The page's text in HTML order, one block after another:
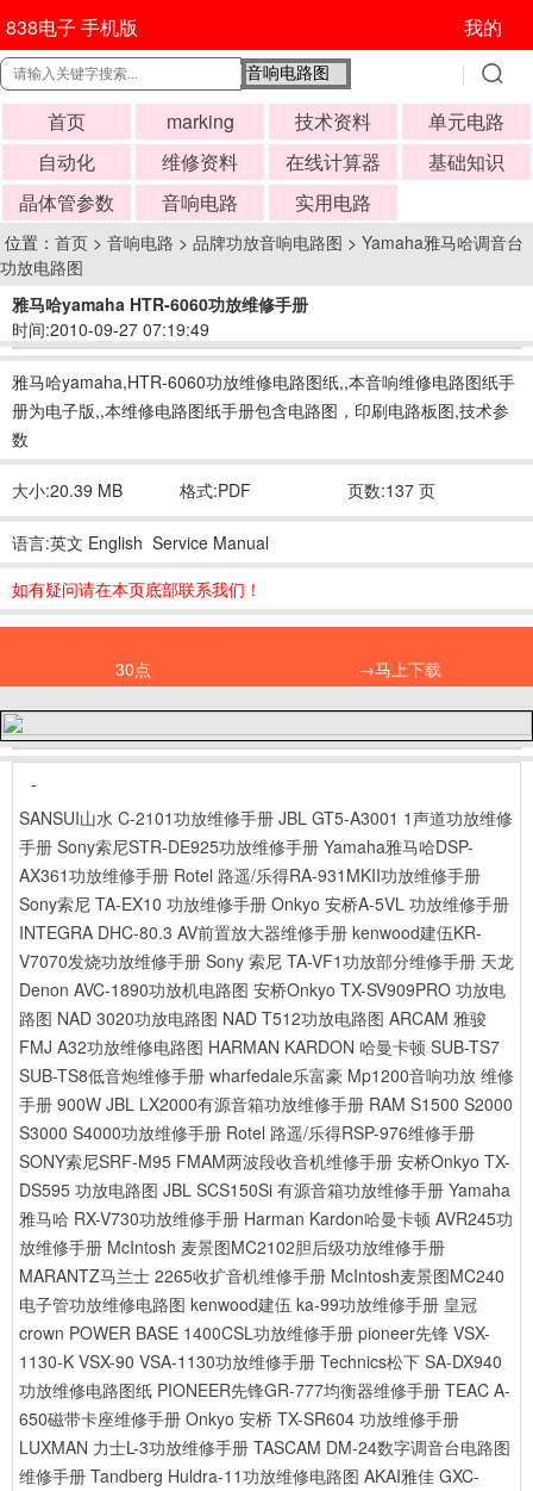
838电子 手机版 我的
首页 marking 技术资料
单元电路
自动化
维修资料 在线计算器
基础知识
晶体管参数
音响电路 实用电路
位置： 首页 > 音响电路 > 品牌功放音响电路图 > Yamaha雅马哈调音台
功放电路图
雅马哈yamaha HTR-6060功放维修手册
时间:2010-09-27 07:19:49
雅马哈yamaha,HTR-6060功放维修电路图纸,,本音响维修电路图纸手
册为电子版,,本维修电路图纸手册包含电路图，印刷电路板图,技术参
数
大小:20.39 MB 格式:PDF 页数:137 页
语言:英文 English Service Manual
如有疑问请在本页底部联系我们！
30点 →马上下载
-
SANSUI山水 C-2101功放维修手册 JBL GT5-A3001 1声道功放维修
手册 Sony索尼STR-DE925功放维修手册 Yamaha雅马哈DSP-
AX361功放维修手册 Rotel 路遥/乐得RA-931MKII功放维修手册
Sony索尼 TA-EX10 功放维修手册 Onkyo 安桥A-5VL 功放维修手册
INTEGRA DHC-80.3 AV前置放大器维修手册 kenwood建伍KR-
V7070发烧功放维修手册 Sony 索尼 TA-VF1功放部分维修手册 天龙
Denon AVC-1890功放机电路图 安桥Onkyo TX-SV909PRO 功放电
路图 NAD 3020功放电路图 NAD T512功放电路图 ARCAM 雅骏
FMJ A32功放维修电路图 HARMAN KARDON 哈曼卡顿 SUB-TS7
SUB-TS8低音炮维修手册 wharfedale乐富豪 Mp1200音响功放 维修
手册 900W JBL LX2000有源音箱功放维修手册 RAM S1500 S2000
S3000 S4000功放维修手册 Rotel 路遥/乐得RSP-976维修手册
SONY索尼SRF-M95 FMAM两波段收音机维修手册 安桥Onkyo TX-
DS595 功放电路图 JBL SCS150Si 有源音箱功放维修手册 Yamaha
雅马哈 RX-V730功放维修手册 Harman Kardon哈曼卡顿 AVR245功
放维修手册 McIntosh 麦景图MC2102胆后级功放维修手册
MARANTZ马兰士 2265收扩音机维修手册 McIntosh麦景图MC240
电子管功放维修电路图 kenwood建伍 ka-99功放维修手册 皇冠
crown POWER BASE 1400CSL功放维修手册 pioneer先锋 VSX-
1130-K VSX-90 VSA-1130功放维修手册 Technics松下 SA-DX940
功放维修电路图纸 PIONEER先锋GR-777均衡器维修手册 TEAC A-
650磁带卡座维修手册 Onkyo 安桥 TX-SR604 功放维修手册
LUXMAN 力士L-3功放维修手册 TASCAM DM-24数字调音台电路图
维修手册 Tandberg Huldra-11功放维修电路图 AKAI雅佳 GXC-